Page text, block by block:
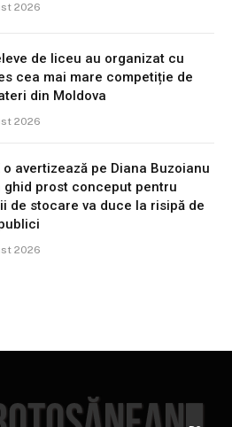
2026
de liceu au organizat cu
cea mai mare competiție de
din Moldova
2026
o avertizează pe Diana Buzoianu
ghid prost conceput pentru
de stocare va duce la risipă de
2026